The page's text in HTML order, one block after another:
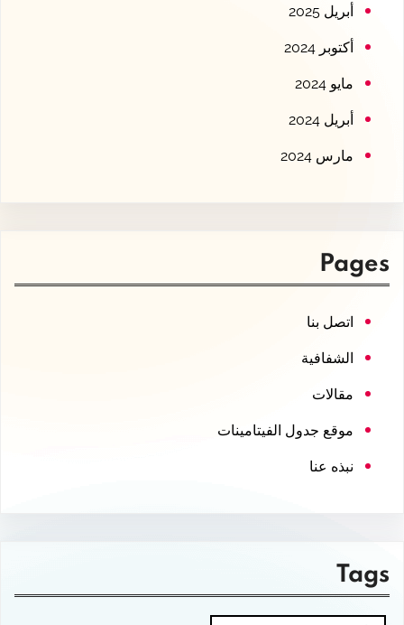
أبريل 2025
أكتوبر 2024
مايو 2024
أبريل 2024
مارس 2024
Pages
اتصل بنا
الشفافية
مقالات
موقع جدول الفيتامينات
نبذه عنا
Tags